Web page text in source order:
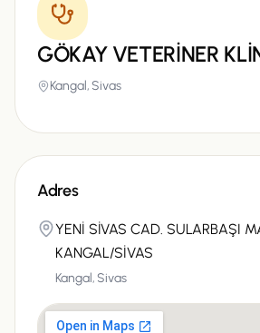
GÖKAY VETERİNER
Kangal,Sivas
Adres
YENİ SİVAS CAD. SULARBAŞI
KANGAL/SİVAS
Kangal,Sivas